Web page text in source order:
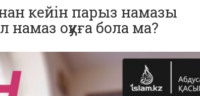
кейін парыз намазы
намаз оқуға бола ма?